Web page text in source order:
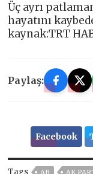
Üç ayrı
hayatını
kaynak:TRT
Paylaş:
Facebook